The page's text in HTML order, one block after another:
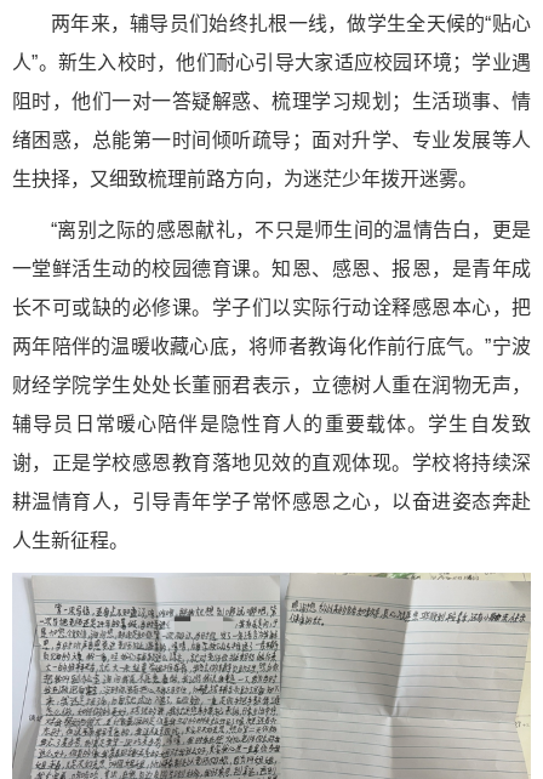
两年来，辅导员们始终扎根一线，做学生全天候的“贴心
人”。新生入校时，他们耐心引导大家适应校园环境；学业遇
阻时，他们一对一答疑解惑、梳理学习规划；生活琐事、情
绪困惑，总能第一时间倾听疏导；面对升学、专业发展等人
生抉择，又细致梳理前路方向，为迷茫少年拨开迷雾。
“离别之际的感恩献礼，不只是师生间的温情告白，更是
一堂鲜活生动的校园德育课。知恩、感恩、报恩，是青年成
长不可或缺的必修课。学子们以实际行动诠释感恩本心，把
两年陪伴的温暖收藏心底，将师者教诲化作前行底气。”宁波
财经学院学生处处长董丽君表示，立德树人重在润物无声，
辅导员日常暖心陪伴是隐性育人的重要载体。学生自发致
谢，正是学校感恩教育落地见效的直观体现。学校将持续深
耕温情育人，引导青年学子常怀感恩之心，以奋进姿态奔赴
人生新征程。